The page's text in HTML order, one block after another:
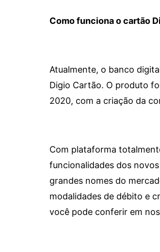
Como funciona o cartão
Atualmente, o banco
Digio Cartão. O produto
2020, com a criação da
Com plataforma
funcionalidades dos
grandes nomes do
modalidades de débito e
você pode conferir em